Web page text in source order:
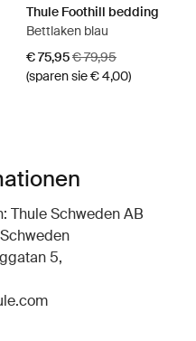
Thule Foothill bedding
Bettlaken blau
Aktionspreis
€ 75,95Originalpreis
€ 79,95
(sparen sie € 4,00)
Thule Schweden AB
5,